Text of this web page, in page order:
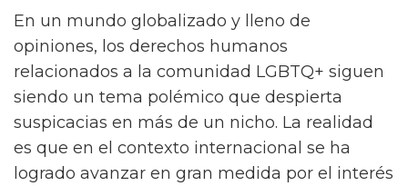
En un mundo globalizado y lleno de
opiniones, los derechos humanos
relacionados a la comunidad LGBTQ+ siguen
siendo un tema polémico que despierta
suspicacias en más de un nicho. La realidad
es que en el contexto internacional se ha
logrado avanzar en gran medida por el interés